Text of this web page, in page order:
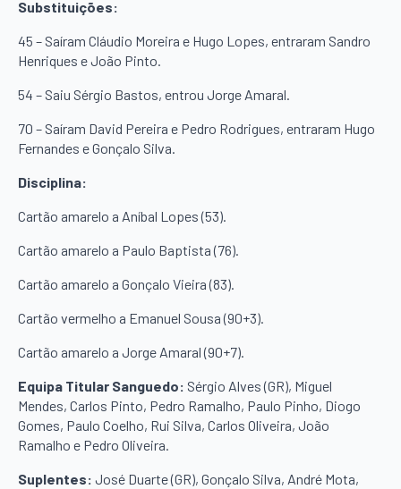
Substituições:
45 – Saíram Cláudio Moreira e Hugo Lopes, entraram Sandro
Henriques e João Pinto.
54 – Saiu Sérgio Bastos, entrou Jorge Amaral.
70 – Saíram David Pereira e Pedro Rodrigues, entraram Hugo
Fernandes e Gonçalo Silva.
Disciplina:
Cartão amarelo a Aníbal Lopes (53).
Cartão amarelo a Paulo Baptista (76).
Cartão amarelo a Gonçalo Vieira (83).
Cartão vermelho a Emanuel Sousa (90+3).
Cartão amarelo a Jorge Amaral (90+7).
Equipa Titular Sanguedo: Sérgio Alves (GR), Miguel
Mendes, Carlos Pinto, Pedro Ramalho, Paulo Pinho, Diogo
Gomes, Paulo Coelho, Rui Silva, Carlos Oliveira, João
Ramalho e Pedro Oliveira.
Suplentes: José Duarte (GR), Gonçalo Silva, André Mota,